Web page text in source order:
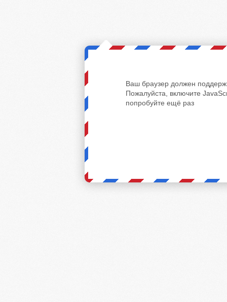
Ваш браузер должен
Пожалуйста, включите
попробуйте ещё раз